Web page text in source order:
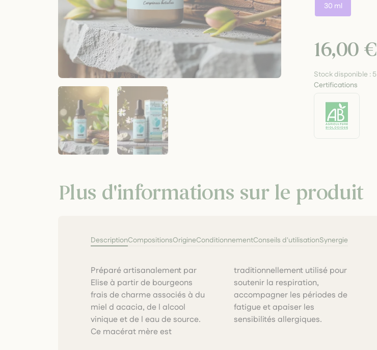
30 ml
16,00 €
Stock disponible : 5
Certifications
Plus d'informations sur le produit
DescriptionCompositionsOrigineConditionnementConseils d'utilisationSynergie
Préparé artisanalement par
Elise à partir de bourgeons
frais de charme associés à du
miel d acacia, de l alcool
vinique et de l eau de source.
Ce macérat mère est
traditionnellement utilisé pour
soutenir la respiration,
accompagner les périodes de
fatigue et apaiser les
sensibilités allergiques.